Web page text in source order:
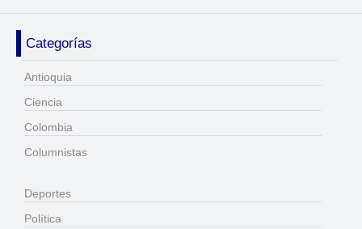
Categorías
Antioquia
Ciencia
Colombia
Columnistas
Deportes
Política